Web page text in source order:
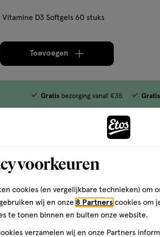
Vitamine D3 Softgels 60 stuks
Toevoegenverhoog aantal met één
Gratis bezorging vanaf €35 Gratis
voorkeuren
cookies (en vergelijkbare technieken) om
wij en onze 8 Partners cookies om
te tonen binnen en buiten onze website.
verzamelen wij en onze Partners